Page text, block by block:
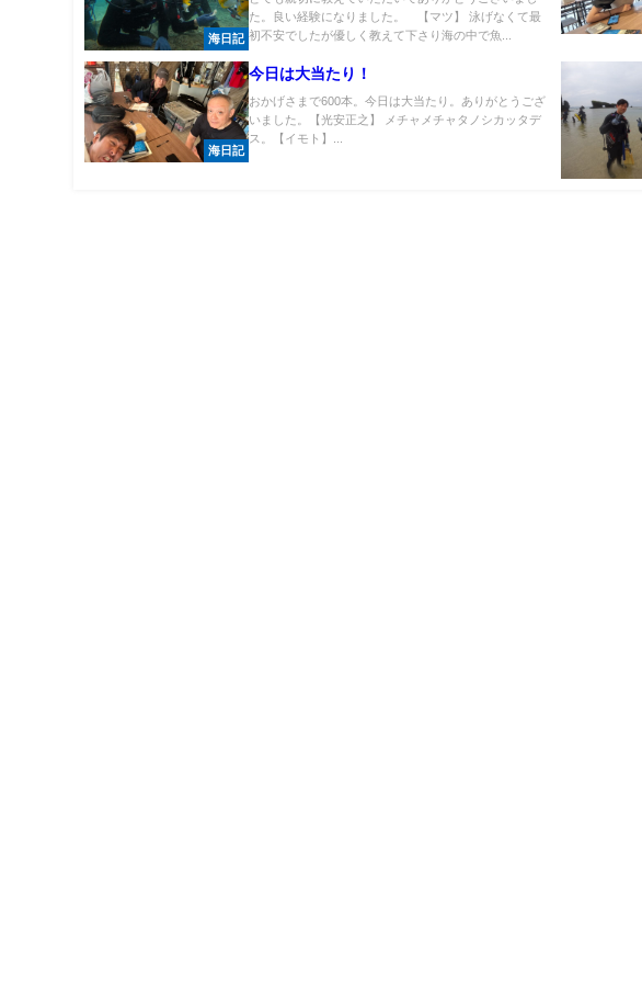
海日記
た。良い経験になりました。 【マツ】 泳げなくて最
初不安でしたが優しく教えて下さり海の中で魚...
海日記
今日は大当たり！
おかげさまで600本。今日は大当たり。ありがとうござ
いました。【光安正之】 メチャメチャタノシカッタデ
ス。【イモト】...